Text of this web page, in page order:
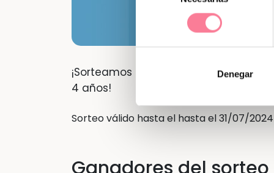
consentimiento
Denegar
¡Sorteamos una silla de coche con
4 años!
Sorteo válido hasta el hasta el 31/07/2024
Ganadores del sorteo